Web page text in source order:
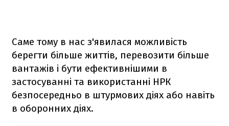
Саме тому в нас з'явилася можливість
берегти більше життів, перевозити більше
вантажів і бути ефективнішими в
застосуванні та використанні НРК
безпосередньо в штурмових діях або навіть
в оборонних діях.